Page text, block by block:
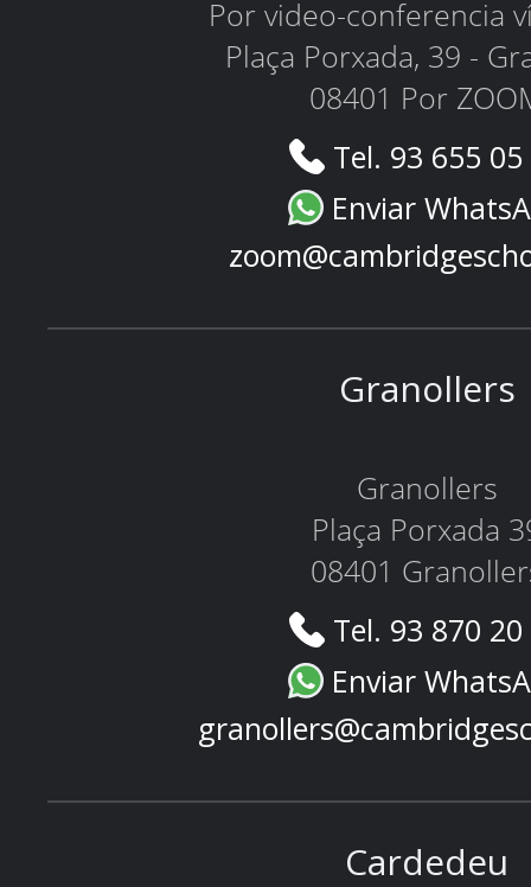
Por video-conferencia
Plaça Porxada, 39 -
08401 Por
Tel. 93 655
Enviar
Granollers
Granollers
Plaça Porxada
08401
Tel. 93 870
Enviar
Cardedeu